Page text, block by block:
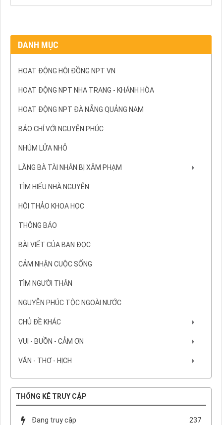
DANH MỤC
HOẠT ĐỘNG HỘI ĐỒNG NPT VN
HOẠT ĐỘNG NPT NHA TRANG - KHÁNH HÒA
HOẠT ĐỘNG NPT ĐÀ NẴNG QUẢNG NAM
BÁO CHÍ VỚI NGUYỄN PHÚC
NHÚM LỬA NHỎ
LĂNG BÀ TÀI NHÂN BỊ XÂM PHẠM
TÌM HIỂU NHÀ NGUYỄN
HỘI THẢO KHOA HỌC
THÔNG BÁO
BÀI VIẾT CỦA BẠN ĐỌC
CẢM NHẬN CUỘC SỐNG
TÌM NGƯỜI THÂN
NGUYỄN PHÚC TỘC NGOÀI NƯỚC
CHỦ ĐỀ KHÁC
VUI - BUỒN - CẢM ƠN
VĂN - THƠ - HỊCH
THỐNG KÊ TRUY CẬP
Đang truy cập 237